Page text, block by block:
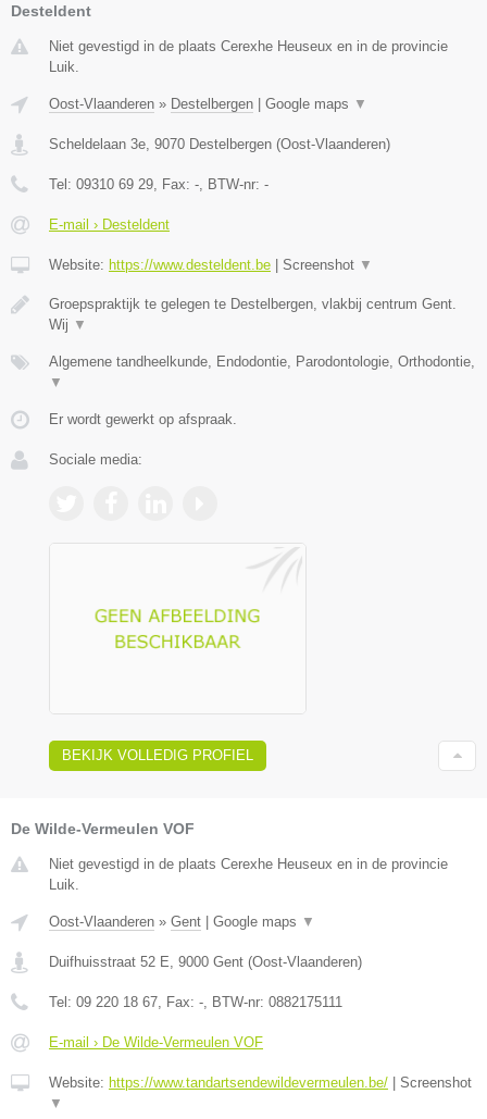
Desteldent
Niet gevestigd in de plaats Cerexhe Heuseux en in de provincie
Luik.
Oost-Vlaanderen » Destelbergen Google maps ▼
Scheldelaan 3e 9070 Destelbergen (Oost-Vlaanderen)
Tel: 09310 69 29 , Fax: - , BTW-nr: -
E-mail › Desteldent
Website: https://www.desteldent.be Screenshot ▼
Groepspraktijk te gelegen te Destelbergen, vlakbij centrum Gent.
Wij ▼
Algemene tandheelkunde, Endodontie, Parodontologie, Orthodontie,
▼
Er wordt gewerkt op afspraak.
Sociale media:
BEKIJK VOLLEDIG PROFIEL
De Wilde-Vermeulen VOF
Niet gevestigd in de plaats Cerexhe Heuseux en in de provincie
Luik.
Oost-Vlaanderen » Gent Google maps ▼
Duifhuisstraat 52 E, 9000 Gent (Oost-Vlaanderen)
Tel: 09 220 18 67, Fax: -, BTW-nr: 0882175111
E-mail › De Wilde-Vermeulen VOF
Website: https://www.tandartsendewildevermeulen.be/
Screenshot
▼